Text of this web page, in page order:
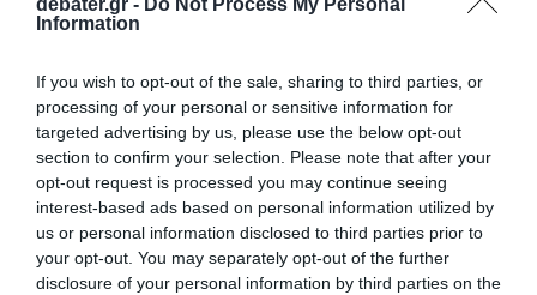
Information
If you wish to opt-out of the sale, sharing to third parties, or
processing of your personal or sensitive information for
targeted advertising by us, please use the below opt-out
section to confirm your selection. Please note that after your
opt-out request is processed you may continue seeing
interest-based ads based on personal information utilized by
us or personal information disclosed to third parties prior to
your opt-out. You may separately opt-out of the further
disclosure of your personal information by third parties on the